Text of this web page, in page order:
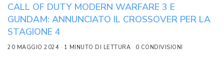
CALL OF DUTY MODERN WARFARE 3 E
GUNDAM: ANNUNCIATO IL CROSSOVER PER LA
STAGIONE 4
20 MAGGIO 2024 1 MINUTO DI LETTURA 0 CONDIVISIONI